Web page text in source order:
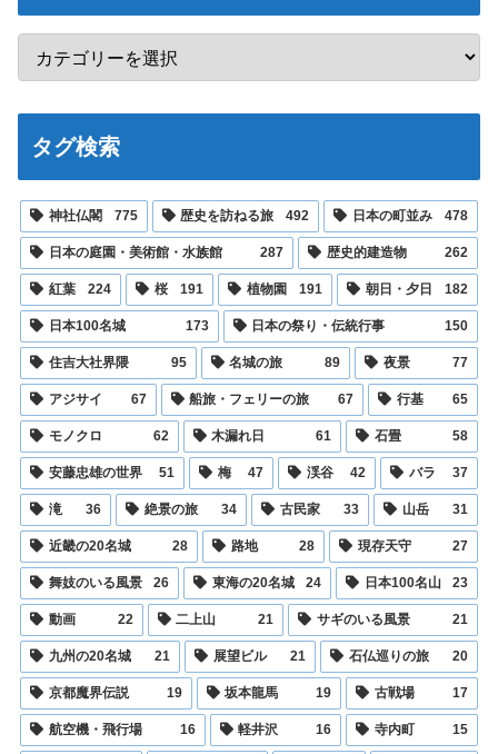
タグ検索
神社仏閣 775 歴史を訪ねる旅 492 日本の町並み 478
日本の庭園・美術館・水族館 287 歴史的建造物 262
紅葉 224 桜 191 植物園 191 朝日・夕日 182
日本100名城 173 日本の祭り・伝統行事 150
住吉大社界隈 95 名城の旅 89 夜景 77
アジサイ 67 船旅・フェリーの旅 67 行基 65
モノクロ 62 木漏れ日 61 石畳 58
安藤忠雄の世界 51 梅 47 渓谷 42 バラ 37
滝 36 絶景の旅 34 古民家 33 山岳 31
近畿の20名城 28 路地 28 現存天守 27
舞妓のいる風景 26 東海の20名城 24 日本100名山 23
動画 22 二上山 21 サギのいる風景 21
九州の20名城 21 展望ビル 21 石仏巡りの旅 20
京都魔界伝説 19 坂本龍馬 19 古戦場 17
航空機・飛行場 16 軽井沢 16 寺内町 15